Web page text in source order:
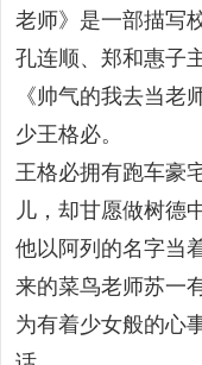
老师》是一部描写
孔连顺、郑和惠子
《帅气的我去当老
少王格必。
王格必拥有跑车豪
儿，却甘愿做树德
他以阿列的名字当
来的菜鸟老师苏一
为有着少女般的心